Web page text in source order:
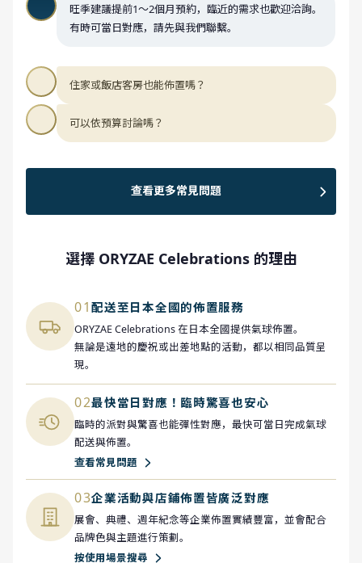
旺季建議提前1～2個月預約，臨近的需求也歡迎洽詢。
有時可當日對應，請先與我們聯繫。
住家或飯店客房也能佈置嗎？
可以依預算討論嗎？
查看更多常見問題
選擇 ORYZAE Celebrations 的理由
01配送至日本全國的佈置服務
ORYZAE Celebrations 在日本全國提供氣球佈置。
無論是遠地的慶祝或出差地點的活動，都以相同品質呈
現。
02最快當日對應！臨時驚喜也安心
臨時的派對與驚喜也能彈性對應，最快可當日完成氣球
配送與佈置。
查看常見問題
03企業活動與店鋪佈置皆廣泛對應
展會、典禮、週年紀念等企業佈置實績豐富，並會配合
品牌色與主題進行策劃。
按使用場景搜尋